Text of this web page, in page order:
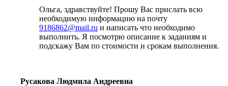
Ольга, здравствуйте! Прошу Вас прислать всю
необходимую информацию на почту
9186862@mail.ru и написать что необходимо
выполнить. Я посмотрю описание к заданиям и
подскажу Вам по стоимости и срокам выполнения.
Русакова Людмила Андреевна